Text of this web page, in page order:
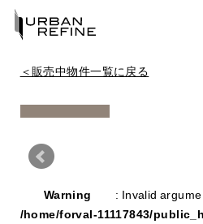
＜販売中物件一覧に戻る
Warning
: Invalid
/home/forval-11117843/